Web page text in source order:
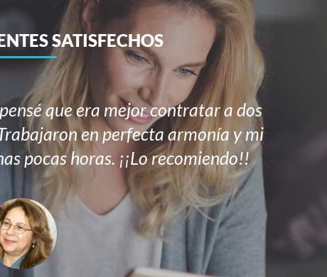
SATISFECHOS
que era mejor contratar a dos
en perfecta armonía y mi
pocas horas. ¡¡Lo recomiendo!!